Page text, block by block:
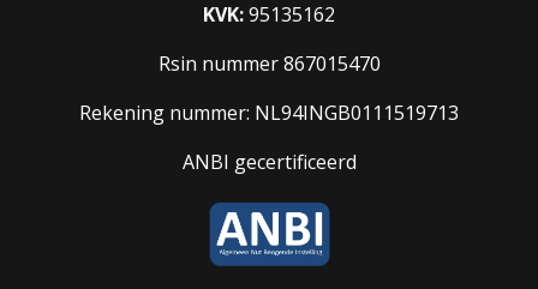
KVK:95135162
Rsin nummer 867015470
Rekening nummer: NL94INGB0111519713
ANBI gecertificeerd